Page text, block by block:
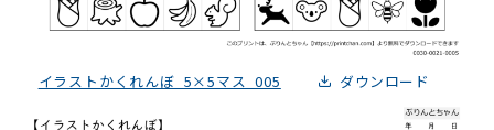
イラストかくれんぼ_5×5マス_005 ダウンロード